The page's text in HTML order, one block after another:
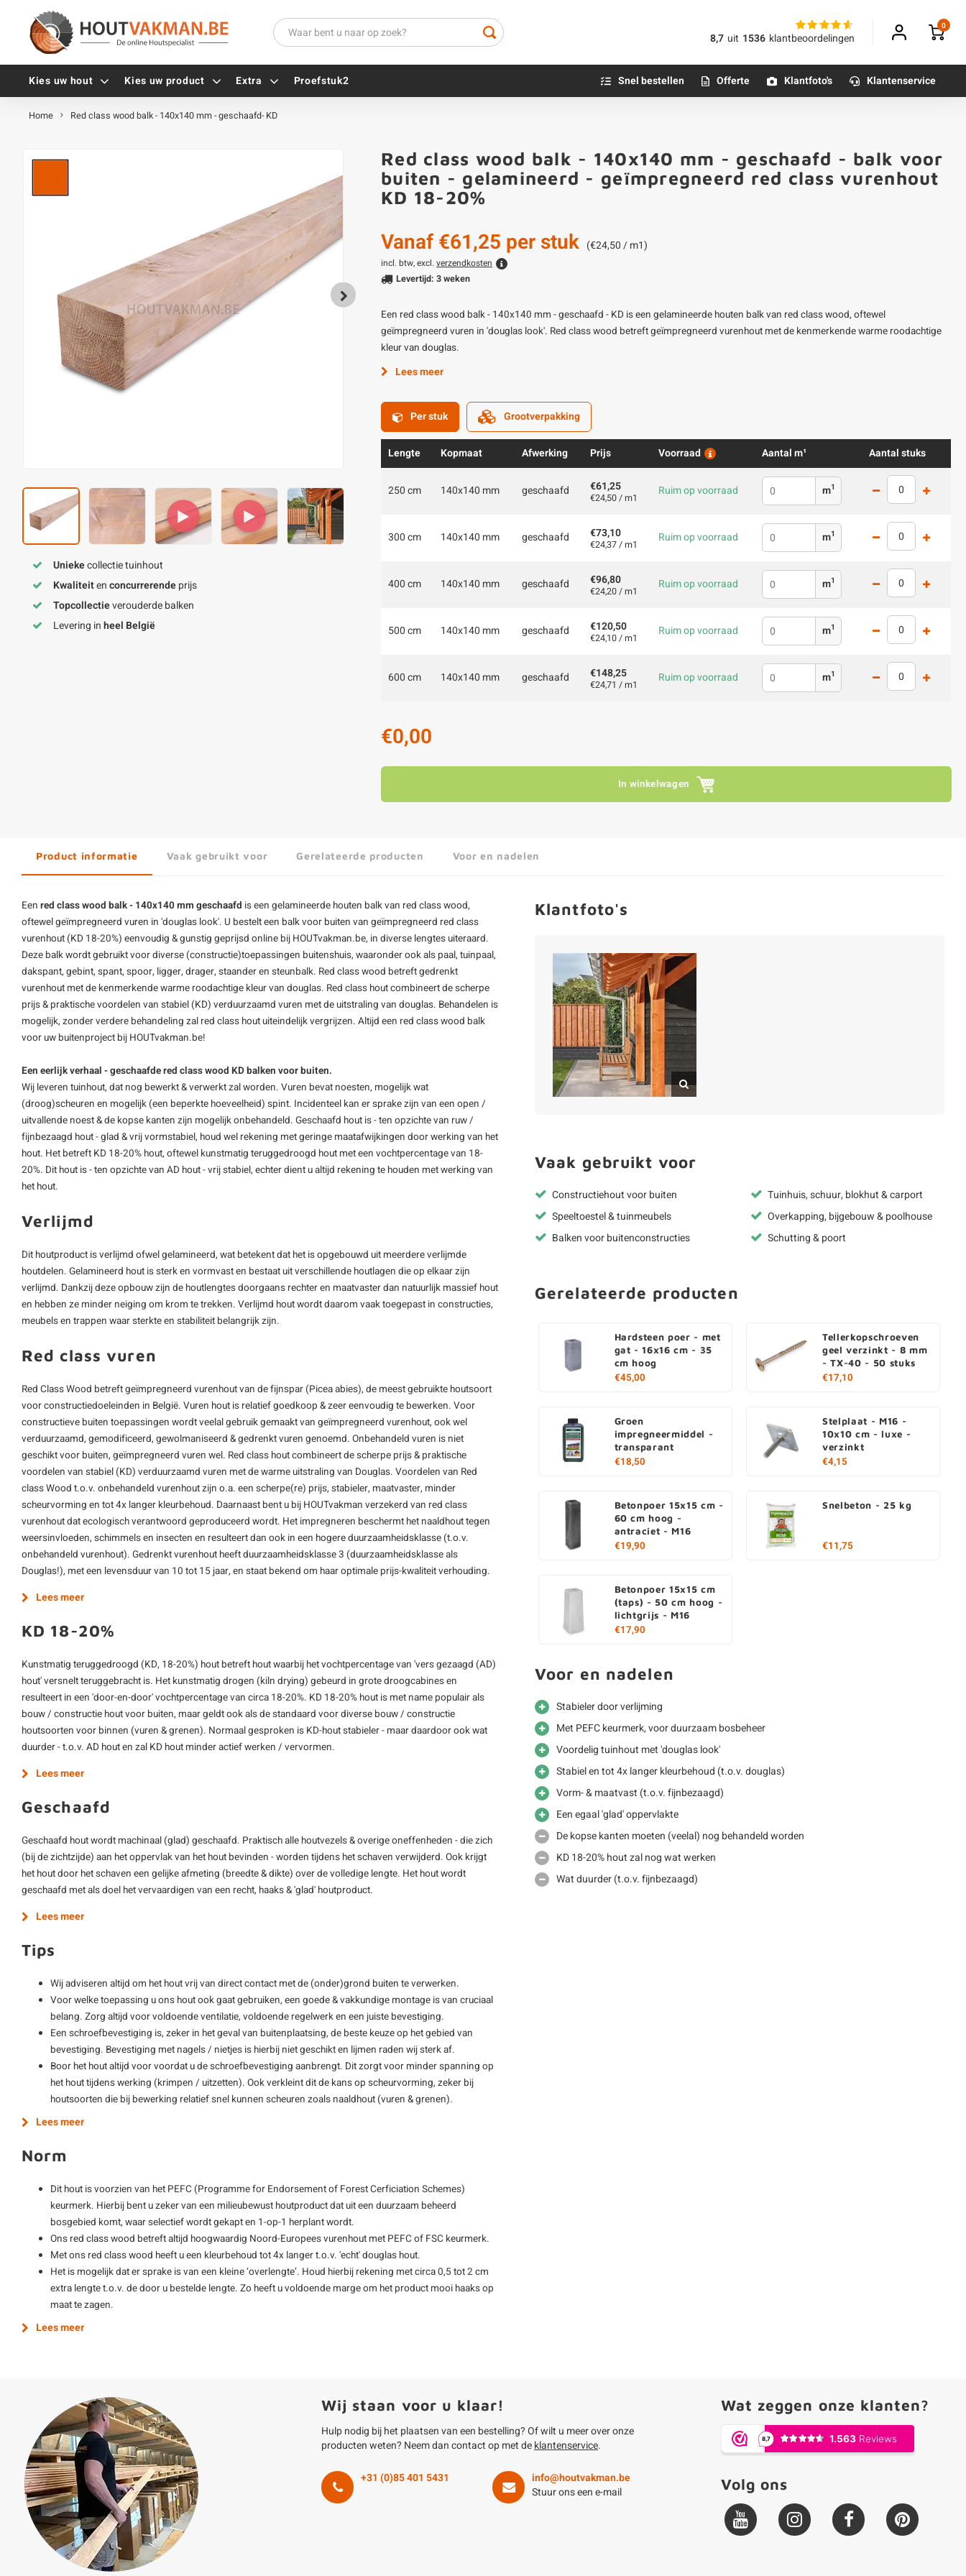
8,7 uit 1536 klantbeoordelingen
0
Kies uw hout Kies uw product Extra
Tellerkopschroeven
Alle vijzen
Terrasdragers
B-fix
PuraFix
Verbindingsstukken
Houten pennen
Blauwsteen sokkels
Olie - voor buiten
Impregneer
Oxaalzuur
Betonmortels
Alle poten & onderstellen
Proefstuk2 Snel bestellen Offerte Klantfoto's Klantenservice
Home Red class wood balk - 140x140 mm - geschaafd- KD
Uniekecollectie tuinhout
Kwaliteitenconcurrerendeprijs
Topcollectieverouderde balken
Levering inheel België
Red class wood balk - 140x140 mm - geschaafd - balk voor
buiten - gelamineerd - geïmpregneerd red class vurenhout
KD 18-20%
Vanaf€61,25 per stuk (€24,50 / m1)
incl. btw, excl. verzendkosten
Levertijd: 3 weken
Een red class wood balk - 140x140 mm - geschaafd - KD is een gelamineerde houten balk van red class wood, oftewel
geïmpregneerd vuren in 'douglas look'. Red class wood betreft geïmpregneerd vurenhout met de kenmerkende warme roodachtige
kleur van douglas.
Lees meer
Per stuk Grootverpakking
Lengte Kopmaat Afwerking Prijs Voorraad Aantal m¹ Aantal stuks
250 cm 140x140 mm geschaafd €61,25
€24,50 / m1 Ruim op voorraad m1
300 cm 140x140 mm geschaafd €73,10
€24,37 / m1 Ruim op voorraad m1
400 cm 140x140 mm geschaafd €96,80
€24,20 / m1 Ruim op voorraad m1
500 cm 140x140 mm geschaafd €120,50
€24,10 / m1 Ruim op voorraad m1
600 cm 140x140 mm geschaafd €148,25
€24,71 / m1 Ruim op voorraad m1
€0,00
In winkelwagen
Product informatie Vaak gebruikt voor Gerelateerde producten Voor en nadelen
Een red class wood balk - 140x140 mm geschaafd is een gelamineerde houten balk van red class wood,
oftewel geïmpregneerd vuren in 'douglas look'. U bestelt een balk voor buiten van geïmpregneerd red class
vurenhout (KD 18-20%) eenvoudig & gunstig geprijsd online bij HOUTvakman.be, in diverse lengtes uiteraard.
Deze balk wordt gebruikt voor diverse (constructie)toepassingen buitenshuis, waaronder ook als paal, tuinpaal,
dakspant, gebint, spant, spoor, ligger, drager, staander en steunbalk. Red class wood betreftgedrenkt
vurenhout met de kenmerkende warme roodachtige kleur van douglas. Red class hout combineert de scherpe
prijs & praktische voordelen van stabiel (KD) verduurzaamd vuren met de uitstraling van douglas. Behandelen is
mogelijk, zonder verdere behandeling zal red class hout uiteindelijk vergrijzen. Altijd een red class wood balk
voor uw buitenproject bij HOUTvakman.be!
Een eerlijk verhaal - geschaafde red class wood KD balken voor buiten.
Wij leveren tuinhout, dat nog bewerkt & verwerkt zal worden. Vuren bevat noesten, mogelijk wat
(droog)scheuren en mogelijk (een beperkte hoeveelheid) spint. Incidenteel kan er sprake zijn van een open /
uitvallende noest & de kopse kanten zijn mogelijk onbehandeld. Geschaafd hout is - ten opzichte van ruw /
fijnbezaagd hout - glad & vrij vormstabiel, houd wel rekening met geringe maatafwijkingen door werking van het
hout. Het betreft KD 18-20% hout, oftewel kunstmatig teruggedroogd hout met een vochtpercentage van 18-
20%. Dit hout is - ten opzichte van AD hout - vrij stabiel, echter dient u altijd rekening te houden met werking van
het hout.
Verlijmd
Dit houtproduct is verlijmd ofwel gelamineerd, wat betekent dat het is opgebouwd uit meerdere verlijmde
houtdelen. Gelamineerd hout is sterk en vormvast en bestaat uit verschillende houtlagen die op elkaar zijn
verlijmd. Dankzij deze opbouw zijn de houtlengtes doorgaans rechter en maatvaster dan natuurlijk massief hout
en hebben ze minder neiging om krom te trekken. Verlijmd hout wordt daarom vaak toegepast in constructies,
meubels en trappen waar sterkte en stabiliteit belangrijk zijn.
Red class vuren
Red Class Wood betreft geïmpregneerd vurenhout van de fijnspar (Picea abies), de meest gebruikte houtsoort
voor constructiedoeleinden in België. Vuren hout is relatief goedkoop & zeer eenvoudig te bewerken. Voor
constructieve buiten toepassingen wordt veelal gebruik gemaakt van geïmpregneerd vurenhout, ook wel
verduurzaamd, gemodificeerd, gewolmaniseerd & gedrenkt vuren genoemd. Onbehandeld vuren is niet
geschikt voor buiten, geïmpregneerd vuren wel. Red class hout combineert de scherpe prijs & praktische
voordelen van stabiel (KD) verduurzaamd vuren met de warme uitstraling van Douglas. Voordelen van Red
class Wood t.o.v. onbehandeld vurenhout zijn o.a. een scherpe(re) prijs, stabieler, maatvaster, minder
scheurvorming en tot 4x langer kleurbehoud. Daarnaast bent u bij HOUTvakman verzekerd van red class
vurenhout dat ecologisch verantwoord geproduceerd wordt. Het impregneren beschermt het naaldhout tegen
weersinvloeden, schimmels en insecten en resulteert dan ook in een hogere duurzaamheidsklasse (t.o.v.
onbehandeld vurenhout). Gedrenkt vurenhout heeft duurzaamheidsklasse 3 (duurzaamheidsklasse als
Douglas!), met een levensduur van 10 tot 15 jaar, en staat bekend om haar optimale prijs-kwaliteit verhouding.
Lees meer
KD 18-20%
Kunstmatig teruggedroogd (KD, 18-20%) hout betreft hout waarbij het vochtpercentage van 'vers gezaagd (AD)
hout' versnelt teruggebracht is. Het kunstmatig drogen (kiln drying) gebeurd in grote droogcabines en
resulteert in een 'door-en-door' vochtpercentage van circa 18-20%. KD 18-20% hout is met name populair als
bouw / constructie hout voor buiten, maar geldt ook als de standaard voor diverse bouw / constructie
houtsoorten voor binnen (vuren & grenen). Normaal gesproken is KD-hout stabieler - maar daardoor ook wat
duurder - t.o.v. AD hout en zal KD hout minder actief werken / vervormen.
Lees meer
Geschaafd
Geschaafd hout wordt machinaal (glad) geschaafd. Praktisch alle houtvezels & overige oneffenheden - die zich
(bij de zichtzijde) aan het oppervlak van het hout bevinden - worden tijdens het schaven verwijderd. Ook krijgt
het hout door het schaven een gelijke afmeting (breedte & dikte) over de volledige lengte. Het hout wordt
geschaafd met als doel het vervaardigen van een recht, haaks & 'glad' houtproduct.
Lees meer
Tips
Wij adviseren altijd om het hout vrij van direct contact met de (onder)grond buiten te verwerken.
Voor welke toepassing u ons hout ook gaat gebruiken, een goede & vakkundige montage is van cruciaal
belang. Zorg altijd voor voldoende ventilatie, voldoende regelwerk en een juiste bevestiging.
Een schroefbevestiging is, zeker in het geval van buitenplaatsing, de beste keuze op het gebied van
bevestiging. Bevestiging met nagels / nietjes is hierbij niet geschikt en lijmen raden wij sterk af.
Boor het hout altijd voor voordat u de schroefbevestiging aanbrengt. Dit zorgt voor minder spanning op
het hout tijdens werking (krimpen / uitzetten). Ook verkleint dit de kans op scheurvorming, zeker bij
houtsoorten die bij bewerking relatief snel kunnen scheuren zoals naaldhout (vuren & grenen).
Lees meer
Norm
Dit hout is voorzien van het PEFC (Programme for Endorsement of Forest Cerficiation Schemes)
keurmerk. Hierbij bent u zeker van een milieubewust houtproduct dat uit een duurzaam beheerd
bosgebied komt, waar selectief wordt gekapt en 1-op-1 herplant wordt.
Ons red class wood betreft altijd hoogwaardig Noord-Europees vurenhout met PEFC of FSC keurmerk.
Met ons red class wood heeft u een kleurbehoud tot 4x langer t.o.v. 'echt' douglas hout.
Het is mogelijk dat er sprake is van een kleine ‘overlengte’. Houd hierbij rekening met circa 0,5 tot 2 cm
extra lengte t.o.v. de door u bestelde lengte. Zo heeft u voldoende marge om het product mooi haaks op
maat te zagen.
Lees meer
Klantfoto's
Vaak gebruikt voor
Constructiehout voor buiten
Speeltoestel & tuinmeubels
Balken voor buitenconstructies
Tuinhuis, schuur, blokhut & carport
Overkapping, bijgebouw & poolhouse
Schutting & poort
Gerelateerde producten
Hardsteen poer - met
gat - 16x16 cm - 35
cm hoog
€45,00
Tellerkopschroeven
geel verzinkt - 8 mm
- TX-40 - 50 stuks
€17,10
Groen
impregneermiddel -
transparant
€18,50
Stelplaat - M16 -
10x10 cm - luxe -
verzinkt
€4,15
Betonpoer 15x15 cm -
60 cm hoog -
antraciet - M16
€19,90
Snelbeton - 25 kg
€11,75
Betonpoer 15x15 cm
(taps) - 50 cm hoog -
lichtgrijs - M16
€17,90
Voor en nadelen
Stabieler door verlijming
Met PEFC keurmerk, voor duurzaam bosbeheer
Voordelig tuinhout met 'douglas look'
Stabiel en tot 4x langer kleurbehoud (t.o.v. douglas)
Vorm- & maatvast (t.o.v. fijnbezaagd)
Een egaal 'glad' oppervlakte
De kopse kanten moeten (veelal) nog behandeld worden
KD 18-20% hout zal nog wat werken
Wat duurder (t.o.v. fijnbezaagd)
Wij staan voor u klaar!
Hulp nodig bij het plaatsen van een bestelling? Of wilt u meer over onze
producten weten? Neem dan contact op met deklantenservice.
+31 (0)85 401 5431
info@houtvakman.be
Stuur ons een e-mail
Wat zeggen onze klanten?
Volg ons